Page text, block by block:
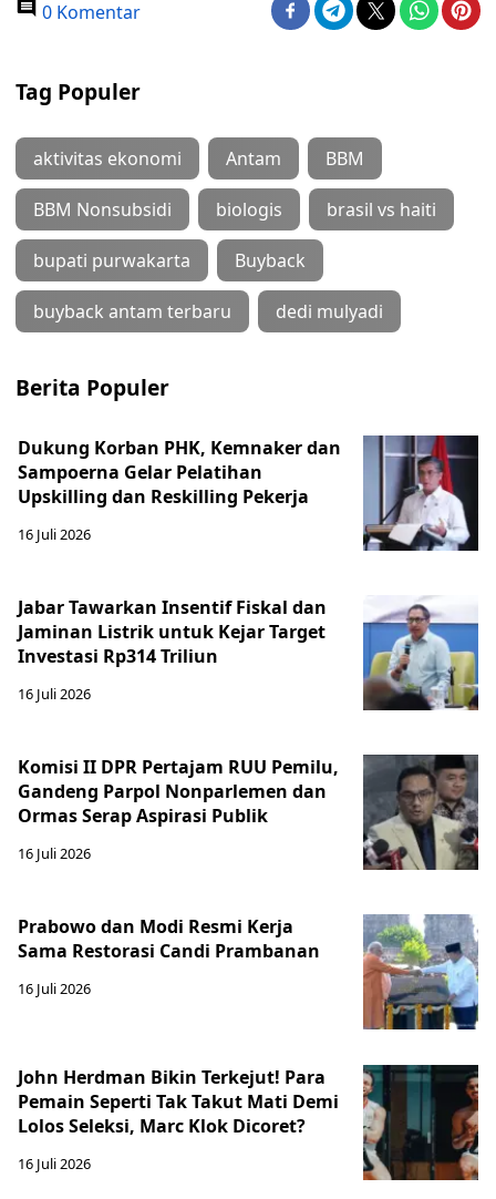
0 Komentar
Tag Populer
aktivitas ekonomi Antam BBM
BBM Nonsubsidi biologis brasil vs haiti
bupati purwakarta Buyback
buyback antam terbaru dedi mulyadi
Berita Populer
Dukung Korban PHK, Kemnaker dan
Sampoerna Gelar Pelatihan
Upskilling dan Reskilling Pekerja
16 Juli 2026
Jabar Tawarkan Insentif Fiskal dan
Jaminan Listrik untuk Kejar Target
Investasi Rp314 Triliun
16 Juli 2026
Komisi II DPR Pertajam RUU Pemilu,
Gandeng Parpol Nonparlemen dan
Ormas Serap Aspirasi Publik
16 Juli 2026
Prabowo dan Modi Resmi Kerja
Sama Restorasi Candi Prambanan
16 Juli 2026
John Herdman Bikin Terkejut! Para
Pemain Seperti Tak Takut Mati Demi
Lolos Seleksi, Marc Klok Dicoret?
16 Juli 2026